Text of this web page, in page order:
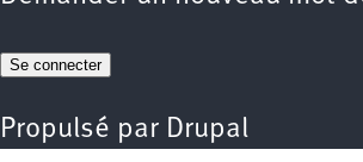
Propulsé par Drupal